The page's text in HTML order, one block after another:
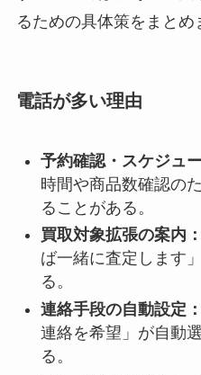
るための具体策をまとめ
電話が多い理由
予約確認・スケジュ
時間や商品数確認の
ることがある。
買取対象拡張の案内：
ば一緒に査定します
る。
連絡手段の自動設定：
連絡を希望」が自動
る。